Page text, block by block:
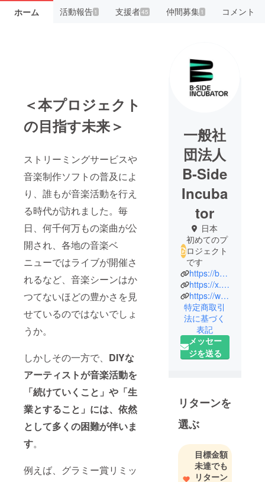
ホーム 活動報告1 支援者45 仲間募集 1 コメント
＜本プロジェクト
の目指す未来＞
ストリーミングサービスや
音楽制作ソフトの普及によ
り、誰もが音楽活動を行え
る時代が訪れました。毎
日、何千何万もの楽曲が公
開され、各地の音楽ベ
ニューではライブが開催さ
れるなど、音楽シーンはか
つてないほどの豊かさを見
せているのではないでしょ
うか。
しかしその一方で、 DIYな
アーティストが音楽活動を
「続けていくこと」や「生
業とすること」には、依然
として多くの困難が伴いま
す。
例えば、グラミー賞リミッ
一般社
団法人
B-Side
Incuba
tor
日本
初めてのプ
ロジェクト
です
https://bside-incubator.com/
https://x.com/bside_incubator
https://www.instagram.com/bside_incubator/
特定商取引
法に基づく
表記
メッセー
ジを送る
リターンを
選ぶ
目標金額
未達でも
リターン